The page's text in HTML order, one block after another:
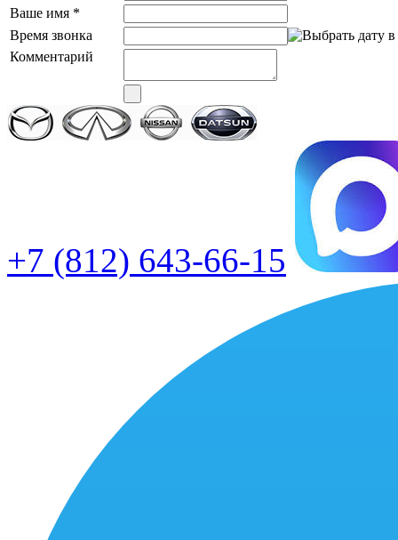
Ваше имя *
Время звонка
Комментарий
+7 (812) 643-66-15